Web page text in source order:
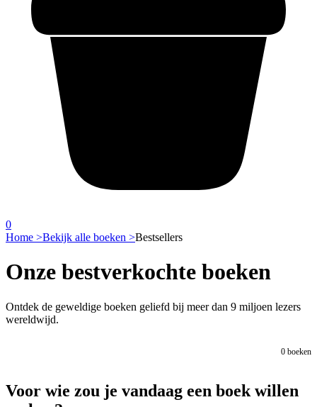
0
Home >Bekijk alle boeken >Bestsellers
Onze bestverkochte boeken
Ontdek de geweldige boeken geliefd bij meer dan 9 miljoen lezers
wereldwijd.
0 boeken
Voor wie zou je vandaag een boek willen